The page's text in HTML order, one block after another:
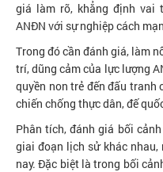
giá làm rõ, khẳng định vai
ANĐN với sự nghiệp cách
Trong đó cần đánh giá, làm
trí, dũng cảm của lực lượng
quyền non trẻ đến đấu tranh
chiến chống thực dân, đế
Phân tích, đánh giá bối
giai đoạn lịch sử khác
nay. Đặc biệt là trong bối